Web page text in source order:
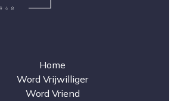
Home
Word Vrijwilliger
Word Vriend